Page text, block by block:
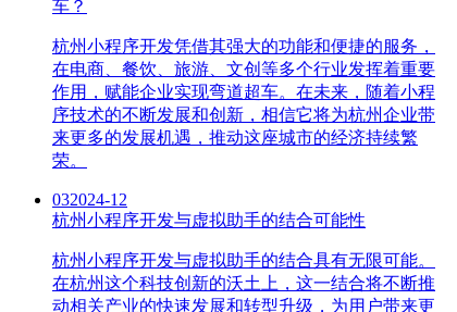
车？
杭州小程序开发凭借其强大的功能和便捷的服务，
在电商、餐饮、旅游、文创等多个行业发挥着重要
作用，赋能企业实现弯道超车。在未来，随着小程
序技术的不断发展和创新，相信它将为杭州企业带
来更多的发展机遇，推动这座城市的经济持续繁
荣。
032024-12
杭州小程序开发与虚拟助手的结合可能性
杭州小程序开发与虚拟助手的结合具有无限可能。
在杭州这个科技创新的沃土上，这一结合将不断推
动相关产业的快速发展和转型升级，为用户带来更